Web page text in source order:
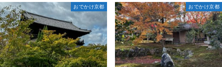
おでかけ京都 おでかけ京都